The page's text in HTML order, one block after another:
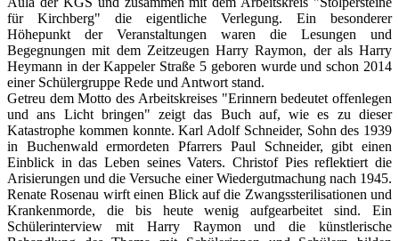
für Kirchberg" die eigentliche Verlegung. Ein besonderer
Höhepunkt der Veranstaltungen waren die Lesungen und
Begegnungen mit dem Zeitzeugen Harry Raymon, der als Harry
Heymann in der Kappeler Straße 5 geboren wurde und schon 2014
einer Schülergruppe Rede und Antwort stand.
Getreu dem Motto des Arbeitskreises "Erinnern bedeutet offenlegen
und ans Licht bringen" zeigt das Buch auf, wie es zu dieser
Katastrophe kommen konnte. Karl Adolf Schneider, Sohn des 1939
in Buchenwald ermordeten Pfarrers Paul Schneider, gibt einen
Einblick in das Leben seines Vaters. Christof Pies reflektiert die
Arisierungen und die Versuche einer Wiedergutmachung nach 1945.
Renate Rosenau wirft einen Blick auf die Zwangssterilisationen und
Krankenmorde, die bis heute wenig aufgearbeitet sind. Ein
Schülerinterview mit Harry Raymon und die künstlerische